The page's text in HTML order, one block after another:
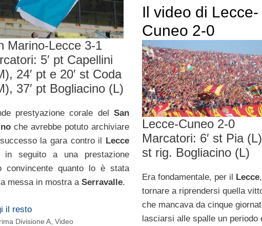
Marino-Lecce 3-1
5′ pt Capellini
24′ pt e 20′ st Coda
37′ pt Bogliacino (L)
prestyazione corale del San
che avrebbe potuto archiviare
la gara contro il
Lecce
in seguito a una prestazione
convincente quanto lo è stata
messa in mostra a Serravalle.
il resto
Divisione A ,Video
Il video di Lecce-
Cuneo 2-0
Lecce-Cuneo 2-0
Marcatori: 6′ st Pia
st rig. Bogliacino (L)
Era fondamentale, per il Lecce,
tornare a riprendersi quella
che mancava da cinque
lasciarsi alle spalle un periodo